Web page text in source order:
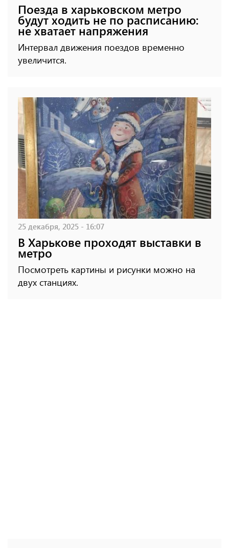
Поезда в харьковском метро
будут ходить не по расписанию:
не хватает напряжения
Интервал движения поездов временно
увеличится.
25 декабря, 2025 - 16:07
В Харькове проходят выставки в
метро
Посмотреть картины и рисунки можно на
двух станциях.